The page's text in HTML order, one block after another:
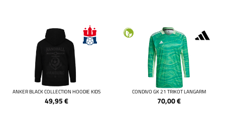
ANKER BLACK COLLECTION HOODIE KIDS
49,95€
CONDIVO GK 21 TRIKOT LANGARM
70,00€